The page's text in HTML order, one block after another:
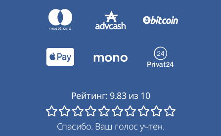
Рейтинг: 9.83из 10
Спасибо. Ваш голос учтен.